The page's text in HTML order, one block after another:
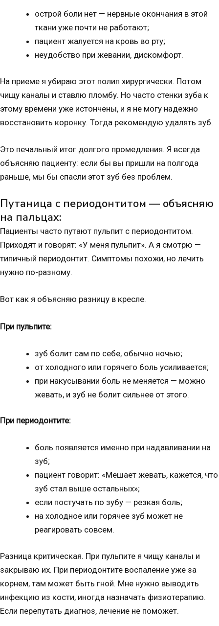
острой боли нет — нервные окончания в этой
ткани уже почти не работают;
пациент жалуется на кровь во рту;
неудобство при жевании, дискомфорт.
На приеме я убираю этот полип хирургически. Потом
чищу каналы и ставлю пломбу. Но часто стенки зуба к
этому времени уже истончены, и я не могу надежно
восстановить коронку. Тогда рекомендую удалять зуб.
Это печальный итог долгого промедления. Я всегда
объясняю пациенту: если бы вы пришли на полгода
раньше, мы бы спасли этот зуб без проблем.
Путаница с периодонтитом — объясняю
на пальцах:
Пациенты часто путают пульпит с периодонтитом.
Приходят и говорят: «У меня пульпит». А я смотрю —
типичный периодонтит. Симптомы похожи, но лечить
нужно по-разному.
Вот как я объясняю разницу в кресле.
При пульпите:
зуб болит сам по себе, обычно ночью;
от холодного или горячего боль усиливается;
при накусывании боль не меняется — можно
жевать, и зуб не болит сильнее от этого.
При периодонтите:
боль появляется именно при надавливании на
зуб;
пациент говорит: «Мешает жевать, кажется, что
зуб стал выше остальных»;
если постучать по зубу — резкая боль;
на холодное или горячее зуб может не
реагировать совсем.
Разница критическая. При пульпите я чищу каналы и
закрываю их. При периодонтите воспаление уже за
корнем, там может быть гной. Мне нужно выводить
инфекцию из кости, иногда назначать физиотерапию.
Если перепутать диагноз, лечение не поможет.